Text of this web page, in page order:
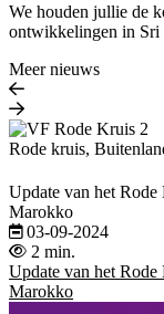
We houden jullie de
ontwikkelingen in Sri
Meer nieuws
Rode kruis,
Update van het
Marokko
03-09-2024
2 min.
Update van het
Marokko